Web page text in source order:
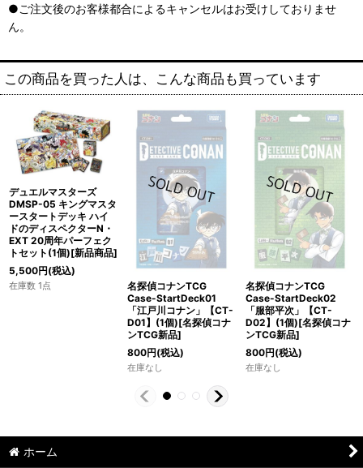
●ご注文後のお客様都合によるキャンセルはお受けしておりませ
ん。
この商品を買った人は、こんな商品も買っています
デュエルマスターズ
DMSP-05 キングマスタ
ースタートデッキ ハイ
ドのディスペクターN・
EXT 20周年パーフェク
トセット(1個)[新品商品]
5,500円(税込)
在庫数 1点
名探偵コナンTCG
Case-StartDeck01
「江戸川コナン」【CT-
D01】(1個)[名探偵コナ
ンTCG新品]
800円(税込)
在庫なし
名探偵コナンTCG
Case-StartDeck02
「服部平次」【CT-
D02】(1個)[名探偵コナ
ンTCG新品]
800円(税込)
在庫なし
ホーム